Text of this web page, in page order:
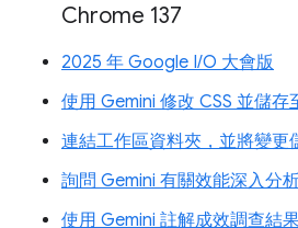
Chrome 137
2025 年 Google I/O 大會版
使用 Gemini 修改 CSS 並儲存
連結工作區資料夾，並將變更
詢問 Gemini 有關效能深入分
使用 Gemini 註解成效調查結